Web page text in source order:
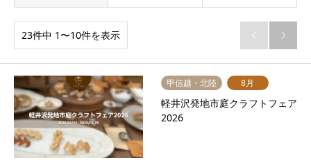
23件中 1〜10件を表示  
甲信越・北陸 8月
軽井沢発地市庭クラフトフェア
2026